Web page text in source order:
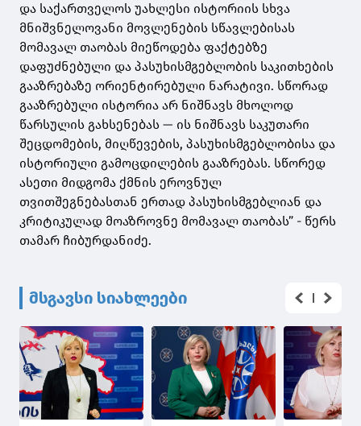
და საქართველოს უახლესი ისტორიის სხვა
მნიშვნელოვანი მოვლენების სწავლებისას
მომავალ თაობას მიეწოდება ფაქტებზე
დაფუძნებული და პასუხისმგებლობის საკითხების
გააზრებაზე ორიენტირებული ნარატივი. სწორად
გააზრებული ისტორია არ ნიშნავს მხოლოდ
წარსულის გახსენებას — ის ნიშნავს საკუთარი
შეცდომების, მიღწევების, პასუხისმგებლობისა და
ისტორიული გამოცდილების გააზრებას. სწორედ
ასეთი მიდგომა ქმნის ეროვნულ
თვითშეგნებასთან ერთად პასუხისმგებლიან და
კრიტიკულად მოაზროვნე მომავალ თაობას” - წერს
თამარ ჩიბურდანიძე.
მსგავსი სიახლეები